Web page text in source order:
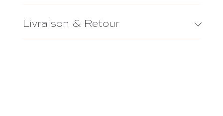
Livraison & Retour